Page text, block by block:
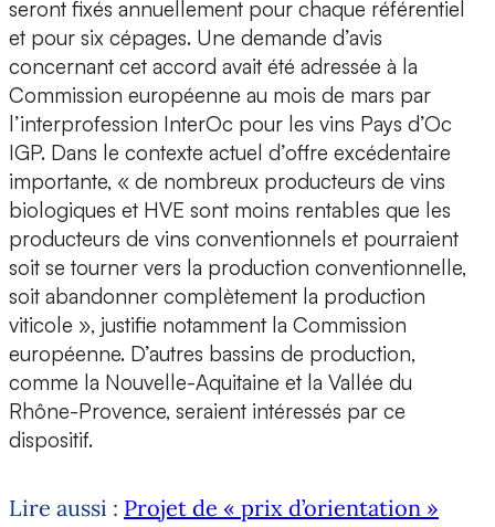
seront fixés annuellement pour chaque référentiel
et pour six cépages. Une demande d’avis
concernant cet accord avait été adressée à la
Commission européenne au mois de mars par
l’interprofession InterOc pour les vins Pays d’Oc
IGP. Dans le contexte actuel d’offre excédentaire
importante, « de nombreux producteurs de vins
biologiques et HVE sont moins rentables que les
producteurs de vins conventionnels et pourraient
soit se tourner vers la production conventionnelle,
soit abandonner complètement la production
viticole », justifie notamment la Commission
européenne. D’autres bassins de production,
comme la Nouvelle-Aquitaine et la Vallée du
Rhône-Provence, seraient intéressés par ce
dispositif.
Lire aussi : Projet de « prix d’orientation »